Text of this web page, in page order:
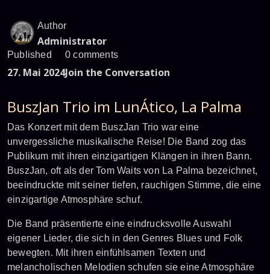
Author
Administrator
Published
27. Mai 2024
0 comments
Join the Conversation
BuszJan Trio im LunÁtico, La Palma
Das Konzert mit dem BuszJan Trio war eine
unvergessliche musikalische Reise! Die Band zog das
Publikum mit ihren einzigartigen Klängen in ihren Bann.
BuszJan, oft als der Tom Waits von La Palma bezeichnet,
beeindruckte mit seiner tiefen, rauchigen Stimme, die eine
einzigartige Atmosphäre schuf.
Die Band präsentierte eine eindrucksvolle Auswahl
eigener Lieder, die sich in den Genres Blues und Folk
bewegten. Mit ihren einfühlsamen Texten und
melancholischen Melodien schufen sie eine Atmosphäre